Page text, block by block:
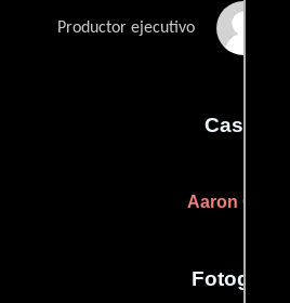
Productor ejecutivo
Casting
Aaron Griffith
Fotografia